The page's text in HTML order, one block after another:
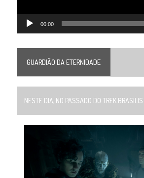
00:00
GUARDIÃO DA ETERNIDADE
NESTE DIA, NO PASSADO DO TREK BRASILIS...